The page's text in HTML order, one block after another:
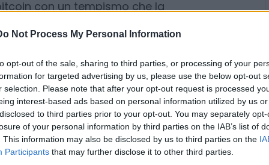
Not Process My Personal Information
opt-out of the sale, sharing to third parties, or processing of your
for targeted advertising by us, please use the below opt-out
selection. Please note that after your opt-out request is processed
interest-based ads based on personal information utilized by us
to third parties prior to your opt-out. You may separately
of your personal information by third parties on the IAB’s list of
This information may also be disclosed by us to third parties on the
Participants that may further disclose it to other third parties.
militare, hanno
la scadenza del 28
oltre un
con un tempismo che la
definisce statisticamente
anticipata dei fatti. L’analisi on-
non essere entità
di wallet riconducibili a un
sembra profilarsi come il
geopolitico.